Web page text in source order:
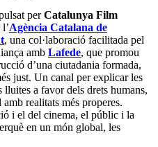
perCatalunya Film
Agència Catalana de
, una col·laboració facilitada pel
amb Lafede, que promou
d’una ciutadania formada,
just. Un canal per explicar les
a favor dels drets humans,
realitats més properes.
i el del cinema, el públic i la
en un món global, les